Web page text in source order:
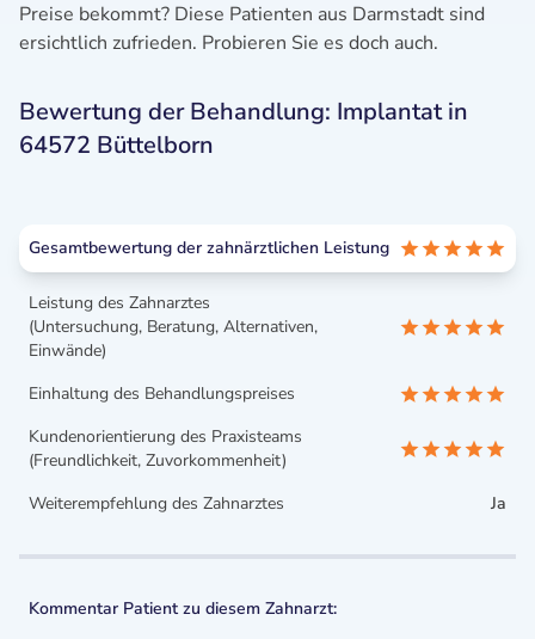
Preise bekommt? Diese Patienten aus Darmstadt sind
ersichtlich zufrieden. Probieren Sie es doch auch.
Bewertung der Behandlung: Implantat in
64572 Büttelborn
Gesamtbewertung der zahnärztlichen Leistung
Leistung des Zahnarztes
(Untersuchung, Beratung, Alternativen,
Einwände)
Einhaltung des Behandlungspreises
Kundenorientierung des Praxisteams
(Freundlichkeit, Zuvorkommenheit)
Weiterempfehlung des Zahnarztes
Ja
Kommentar Patient zu diesem Zahnarzt: